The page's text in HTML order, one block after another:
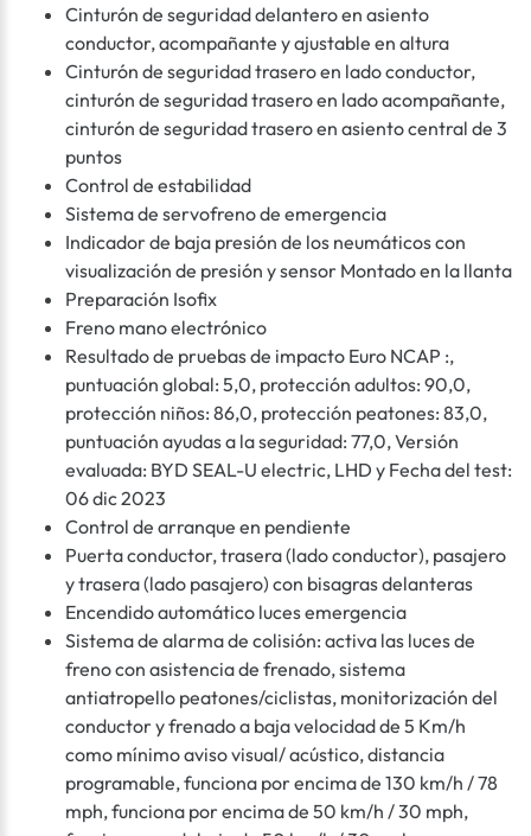
Cinturón de seguridad delantero en asiento
conductor, acompañante y ajustable en altura
Cinturón de seguridad trasero en lado conductor,
cinturón de seguridad trasero en lado acompañante,
cinturón de seguridad trasero en asiento central de 3
puntos
Control de estabilidad
Sistema de servofreno de emergencia
Indicador de baja presión de los neumáticos con
visualización de presión y sensor Montado en la llanta
Preparación Isofix
Freno mano electrónico
Resultado de pruebas de impacto Euro NCAP :,
puntuación global: 5,0, protección adultos: 90,0,
protección niños: 86,0, protección peatones: 83,0,
puntuación ayudas a la seguridad: 77,0, Versión
evaluada: BYD SEAL-U electric, LHD y Fecha del test:
06 dic 2023
Control de arranque en pendiente
Puerta conductor, trasera (lado conductor), pasajero
y trasera (lado pasajero) con bisagras delanteras
Encendido automático luces emergencia
Sistema de alarma de colisión: activa las luces de
freno con asistencia de frenado, sistema
antiatropello peatones/ciclistas, monitorización del
conductor y frenado a baja velocidad de 5 Km/h
como mínimo aviso visual/ acústico, distancia
programable, funciona por encima de 130 km/h / 78
mph, funciona por encima de 50 km/h / 30 mph,